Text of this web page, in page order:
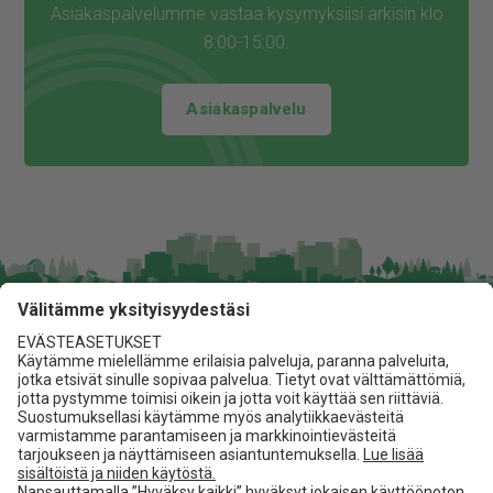
Asiakaspalvelumme vastaa kysymyksiisi arkisin klo
8:00-15:00.
Asiakaspalvelu
Jita Oy
Lakarintie 10, 34800 Virrat
03 475 6100
info@jita.fi